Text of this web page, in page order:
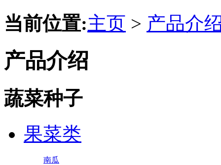
当前位置:主页 > 产品介
产品介绍
蔬菜种子
果菜类
南瓜